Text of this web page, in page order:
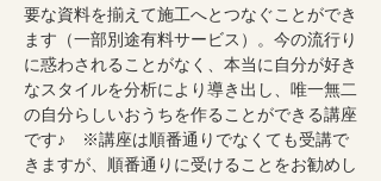
要な資料を揃えて施工へとつなぐことができ
ます（一部別途有料サービス）。今の流行り
に惑わされることがなく、本当に自分が好き
なスタイルを分析により導き出し、唯一無二
の自分らしいおうちを作ることができる講座
です♪ ※講座は順番通りでなくても受講で
きますが、順番通りに受けることをお勧めし